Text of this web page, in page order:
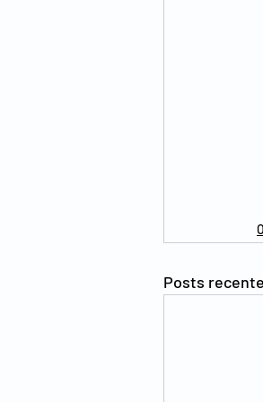
Posts